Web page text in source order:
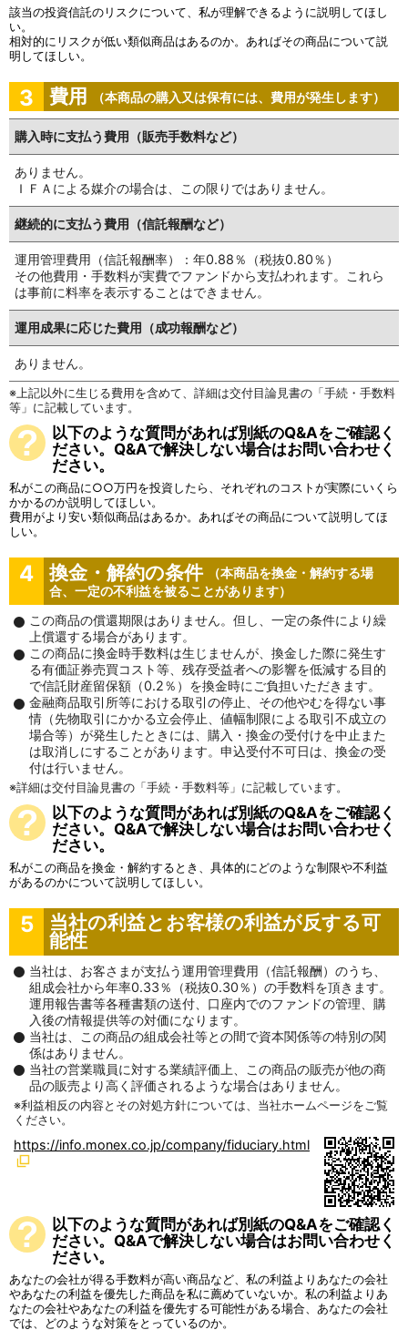
該当の投資信託のリスクについて、私が理解できるように説明してほし
い。
相対的にリスクが低い類似商品はあるのか。あればその商品について説
明してほしい。
3 費用 （本商品の購入又は保有には、費用が発生します）
購入時に支払う費用 （販売手数料など）
ありません。
ＩＦＡによる媒介の場合は、この限りではありません。
継続的に支払う費用 （信託報酬など）
運用管理費用（信託報酬率）：年0.88％（税抜0.80％）
その他費用・手数料が実費でファンドから支払われます。これら
は事前に料率を表示することはできません。
運用成果に応じた費用 （成功報酬など）
ありません。
上記以外に生じる費用を含めて、詳細は交付目論見書の「手続・手数料
等」に記載しています。
以下のような質問があれば別紙のQ&Aをご確認く
ださい。Q&Aで解決しない場合はお問い合わせく
ださい。
私がこの商品に○○万円を投資したら、それぞれのコストが実際にいくら
かかるのか説明してほしい。
費用がより安い類似商品はあるか。あればその商品について説明してほ
しい。
4 換金・解約の条件
（本商品を換金・解約する場
合、一定の不利益を被ることがあります）
この商品の償還期限はありません。但し、一定の条件により繰
上償還する場合があります。
この商品に換金時手数料は生じませんが、換金した際に発生す
る有価証券売買コスト等、残存受益者への影響を低減する目的
で信託財産留保額（0.2％）を換金時にご負担いただきます。
金融商品取引所等における取引の停止、その他やむを得ない事
情（先物取引にかかる立会停止、値幅制限による取引不成立の
場合等）が発生したときには、購入・換金の受付けを中止また
は取消しにすることがあります。申込受付不可日は、換金の受
付は行いません。
詳細は交付目論見書の「手続・手数料等」に記載しています。
以下のような質問があれば別紙のQ&Aをご確認く
ださい。Q&Aで解決しない場合はお問い合わせく
ださい。
私がこの商品を換金・解約するとき、具体的にどのような制限や不利益
があるのかについて説明してほしい。
5 当社の利益とお客様の利益が反する可
能性
当社は、お客さまが支払う運用管理費用（信託報酬）のうち、
組成会社から年率0.33％（税抜0.30％）の手数料を頂きます。
運用報告書等各種書類の送付、口座内でのファンドの管理、購
入後の情報提供等の対価になります。
当社は、この商品の組成会社等との間で資本関係等の特別の関
係はありません。
当社の営業職員に対する業績評価上、この商品の販売が他の商
品の販売より高く評価されるような場合はありません。
利益相反の内容とその対処方針については、当社ホームページをご覧
ください。
https://info.monex.co.jp/company/fiduciary.html
以下のような質問があれば別紙のQ&Aをご確認く
ださい。Q&Aで解決しない場合はお問い合わせく
ださい。
あなたの会社が得る手数料が高い商品など、私の利益よりあなたの会社
やあなたの利益を優先した商品を私に薦めていないか。私の利益よりあ
なたの会社やあなたの利益を優先する可能性がある場合、あなたの会社
では、どのような対策をとっているのか。